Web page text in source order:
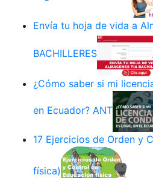
Envía tu hoja de vida a
BACHILLERES
¿Cómo saber si mi
en Ecuador? ANT
17 Ejercicios de Orden y
física)